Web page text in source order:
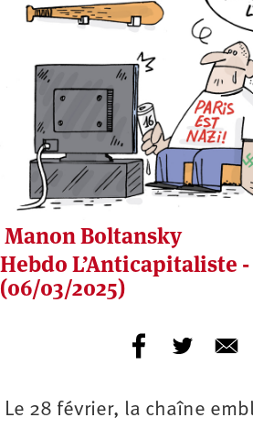
Manon Boltansky
Hebdo L’Anticapitaliste -
(06/03/2025)
Le 28 février, la chaîne